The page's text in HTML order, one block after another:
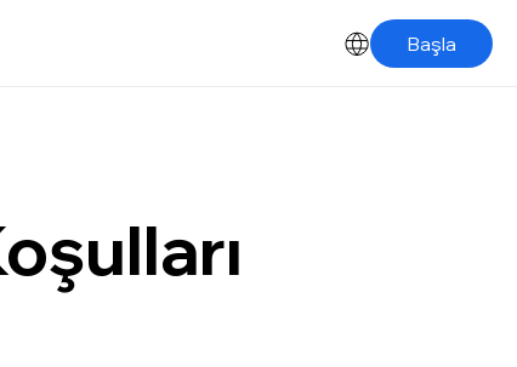
Başla